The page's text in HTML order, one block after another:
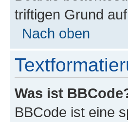
triftigen Grund
Nach oben
Was ist
BBCode ist eine